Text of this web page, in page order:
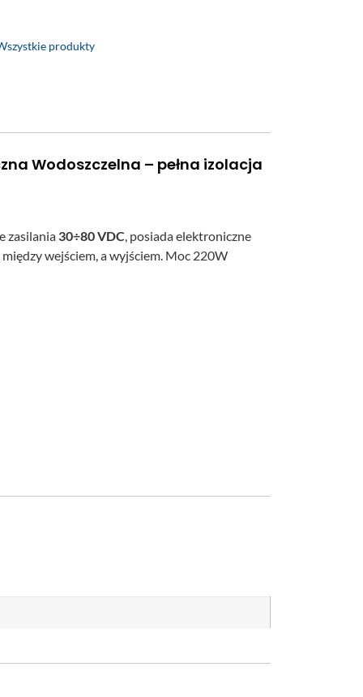
produkty
Wodoszczelna – pełna izolacja
zasilania 30÷80 VDC, posiada elektroniczne
między wejściem, a wyjściem. Moc 220W